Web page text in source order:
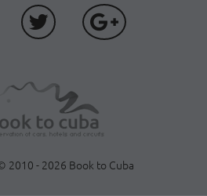
2010 - 2026 Book to Cuba